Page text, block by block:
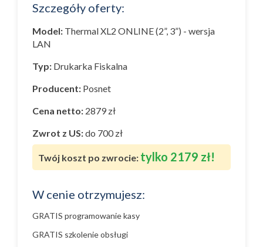
Szczegóły oferty:
Model: Thermal XL2 ONLINE (2”, 3”) - wersja
LAN
Typ: Drukarka Fiskalna
Producent: Posnet
Cena netto: 2879 zł
Zwrot z US:do 700 zł
Twój koszt po zwrocie: tylko 2179 zł!
W cenie otrzymujesz:
GRATIS programowanie kasy
GRATIS szkolenie obsługi